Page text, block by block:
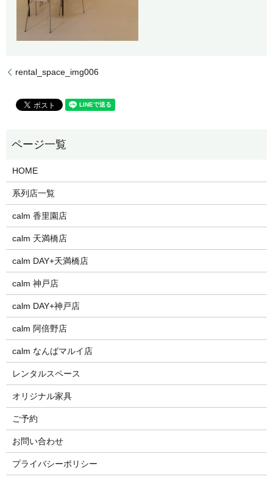
rental_space_img006
HOME
系列店一覧
calm 香里園店
calm 天満橋店
calm DAY+天満橋店
calm 神戸店
calm DAY+神戸店
calm 阿倍野店
calm なんばマルイ店
レンタルスペース
オリジナル家具
ご予約
お問い合わせ
プライバシーポリシー